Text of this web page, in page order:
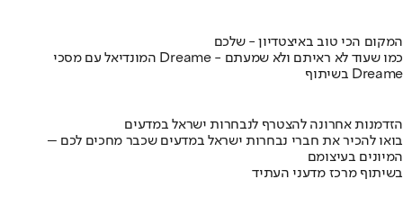
המקום הכי טוב באיצטדיון - שלכם
המונדיאל עם מסכי Dreame - כמו שעוד לא ראיתם ולא שמעתם
בשיתוף Dreame
הזדמנות אחרונה להצטרף לנבחרות ישראל במדעים
בואו להכיר את חברי נבחרות ישראל במדעים שכבר מחכים לכם –
המיונים בעיצומם
בשיתוף מרכז מדעני העתיד